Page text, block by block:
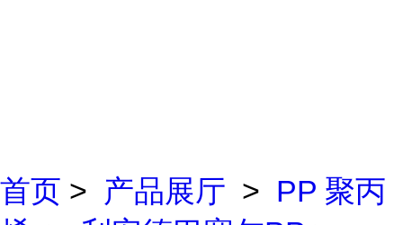
首页 > 产品展厅 > PP 聚丙